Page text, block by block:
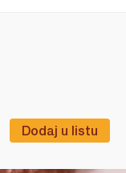
Dodaj u listu